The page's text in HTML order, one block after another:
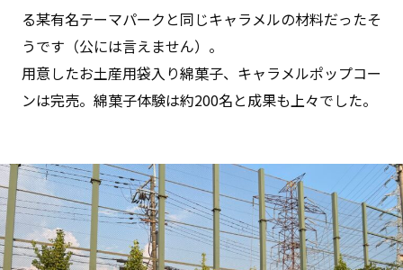
る某有名テーマパークと同じキャラメルの材料だったそ
うです（公には言えません）。
用意したお土産用袋入り綿菓子、キャラメルポップコー
ンは完売。綿菓子体験は約200名と成果も上々でした。